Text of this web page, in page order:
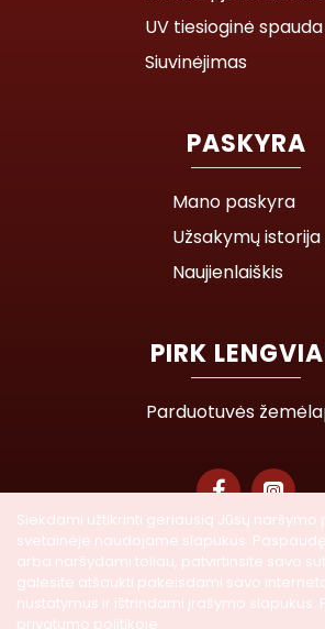
Siekdami užtikrinti geriausią Jūsų naršymo
svetainėje naudojame slapukus. Paspaudę
arba naršydami toliau, patvirtinsite savo
galėsite atšaukti pakeisdami savo
nustatymus ir ištrindami įrašymo slapukus.
privatumo politikoje
UV tiesioginė spauda
Siuvinėjimas
PASKYRA
Mano paskyra
Užsakymų istorija
Naujienlaiškis
PIRK
Parduotuvės
© 2026 Lasegra UAB. Visos